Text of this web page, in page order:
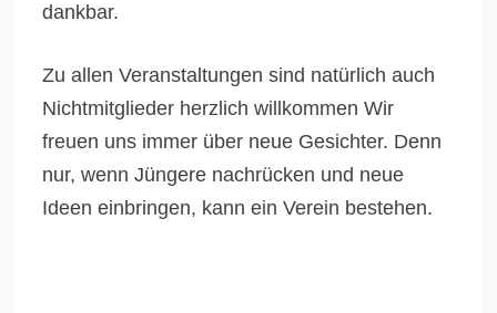
dankbar.
Zu allen Veranstaltungen sind natürlich auch
Nichtmitglieder herzlich willkommen Wir
freuen uns immer über neue Gesichter. Denn
nur, wenn Jüngere nachrücken und neue
Ideen einbringen, kann ein Verein bestehen.